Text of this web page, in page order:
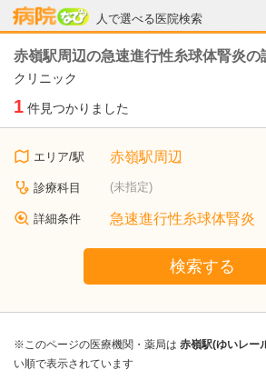
人で選べる医院検索
病院なび
赤嶺駅周辺の急速進行性糸球体腎炎の
クリニック
1 件見つかりました
エリア/駅 赤嶺駅周辺
診療科目 (未指定)
詳細条件 急速進行性糸球体腎炎
検索する
※このページの医療機関・薬局は 赤嶺駅(ゆいレー
い順で表示されています